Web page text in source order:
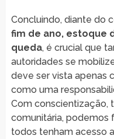
Concluindo, diante do
fim de ano, estoque
queda, é crucial que
autoridades se
deve ser vista apenas
como uma
Com conscientização,
comunitária, podemos
todos tenham acesso